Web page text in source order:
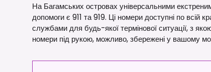
На Багамських островах універсальними
допомоги є 911 та 919. Ці номери доступні по всій
службами для будь-якої термінової ситуації, з
номери під рукою, можливо, збережені у вашому